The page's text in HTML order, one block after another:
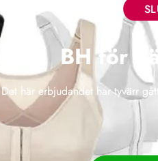
BH för
Det här erbjudandet har tyvärr